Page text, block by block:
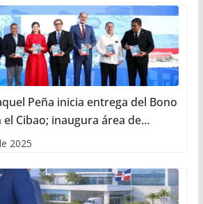
Peña inicia entrega del Bono
el Cibao; inaugura área de
2025